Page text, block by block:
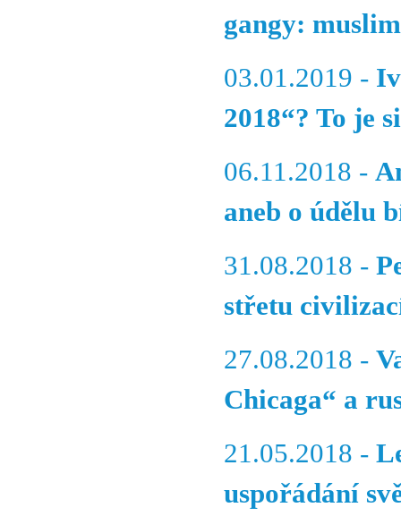
gangy:
03.01.2019 -
2018“? To je
06.11.2018 -
aneb o údělu
31.08.2018 -
střetu
27.08.2018 -
Chicaga“ a
21.05.2018 -
uspořádání